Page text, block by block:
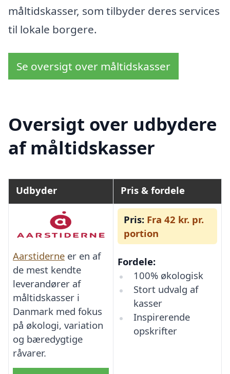
måltidskasser, som tilbyder deres services
til lokale borgere.
Se oversigt over måltidskasser
Oversigt over udbydere
af måltidskasser
Udbyder Pris & fordele
Aarstiderne er en af
de mest kendte
leverandører af
måltidskasser i
Danmark med fokus
på økologi, variation
og bæredygtige
råvarer.
Pris: Fra 42 kr. pr.
portion
Fordele:
100% økologisk
Stort udvalg af
kasser
Inspirerende
opskrifter